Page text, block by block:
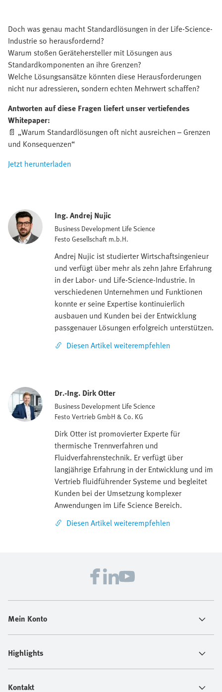
Doch was genau macht Standardlösungen in der Life-Science-
Industrie so herausfordernd?
Warum stoßen Gerätehersteller mit Lösungen aus
Standardkomponenten an ihre Grenzen?
Welche Lösungsansätze könnten diese Herausforderungen
nicht nur adressieren, sondern echten Mehrwert schaffen?
Antworten auf diese Fragen liefert unser vertiefendes
Whitepaper:
📄 „Warum Standardlösungen oft nicht ausreichen – Grenzen
und Konsequenzen“
Jetzt herunterladen
Ing. Andrej Nujic
Business Development Life Science
Festo Gesellschaft m.b.H.
Andrej Nujic ist studierter Wirtschaftsingenieur
und verfügt über mehr als zehn Jahre Erfahrung
in der Labor- und Life-Science-Industrie. In
verschiedenen Unternehmen und Funktionen
konnte er seine Expertise kontinuierlich
ausbauen und Kunden bei der Entwicklung
passgenauer Lösungen erfolgreich unterstützen.
Diesen Artikel weiterempfehlen
Dr.-Ing. Dirk Otter
Business Development Life Science
Festo Vertrieb GmbH & Co. KG
Dirk Otter ist promovierter Experte für
thermische Trennverfahren und
Fluidverfahrenstechnik. Er verfügt über
langjährige Erfahrung in der Entwicklung und im
Vertrieb fluidführender Systeme und begleitet
Kunden bei der Umsetzung komplexer
Anwendungen im Life Science Bereich.
Diesen Artikel weiterempfehlen
Mein Konto
Highlights
Kontakt